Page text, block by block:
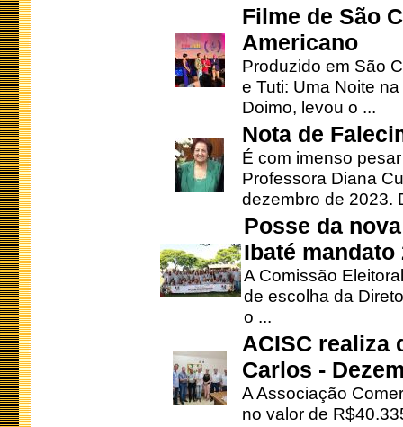
Filme de São
Americano
Produzido em São
e Tuti: Uma Noite
Doimo, levou o ...
Nota de
É com imenso
Professora Diana
dezembro de 2023.
Posse da
Ibaté mandato
A Comissão
de escolha da
o ...
ACISC realiza
Carlos -
A Associação
no valor de